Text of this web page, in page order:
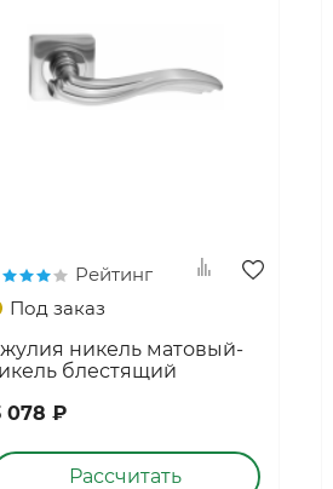
Рейтинг
Под заказ
никель матовый-
блестящий
078 ₽
Рассчитать